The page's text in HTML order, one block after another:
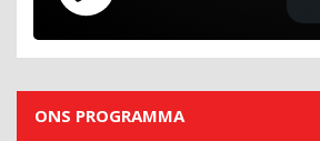
ONS PROGRAMMA